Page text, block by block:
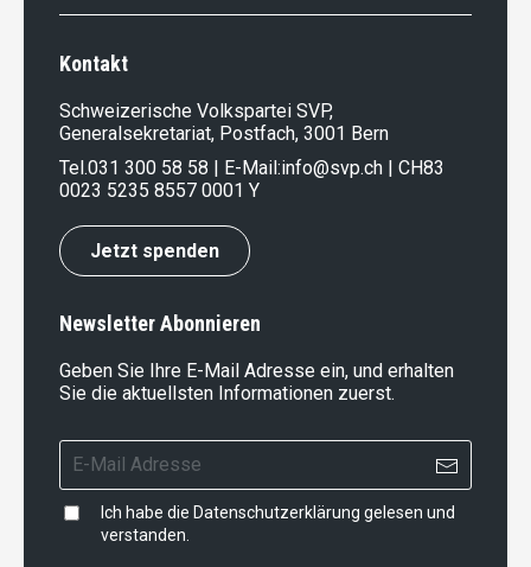
Kontakt
Schweizerische Volkspartei SVP,
Generalsekretariat, Postfach, 3001 Bern
Tel.031 300 58 58 | E-Mail:info@svp.ch | CH83
0023 5235 8557 0001 Y
Jetzt spenden
Newsletter Abonnieren
Geben Sie Ihre E-Mail Adresse ein, und erhalten
Sie die aktuellsten Informationen zuerst.
Ich habe die Datenschutzerklärung gelesen und
verstanden.